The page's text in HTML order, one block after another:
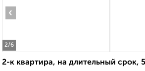
2/6
‹
2-к квартира, на длительный срок,